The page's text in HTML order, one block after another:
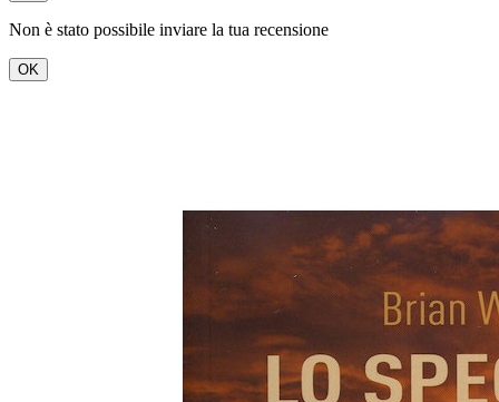
Non è stato possibile inviare la tua recensione
OK